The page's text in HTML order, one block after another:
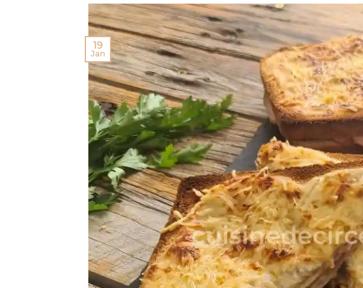
19
Jan